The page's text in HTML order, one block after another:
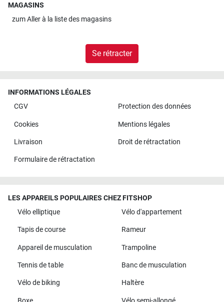
MAGASINS
zumAller à la liste des magasins
Se rétracter
INFORMATIONS LÉGALES
CGV
Protection des données
Cookies Mentions légales
Livraison Droit de rétractation
Formulaire de rétractation
LES APPAREILS POPULAIRES CHEZ FITSHOP
Vélo elliptique
Vélo d'appartement
Tapis de course Rameur
Appareil de musculation Trampoline
Tennis de table Banc de musculation
Vélo de biking Haltère